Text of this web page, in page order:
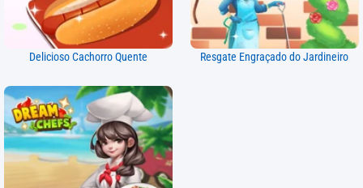
Delicioso Cachorro Quente Resgate Engraçado do Jardineiro